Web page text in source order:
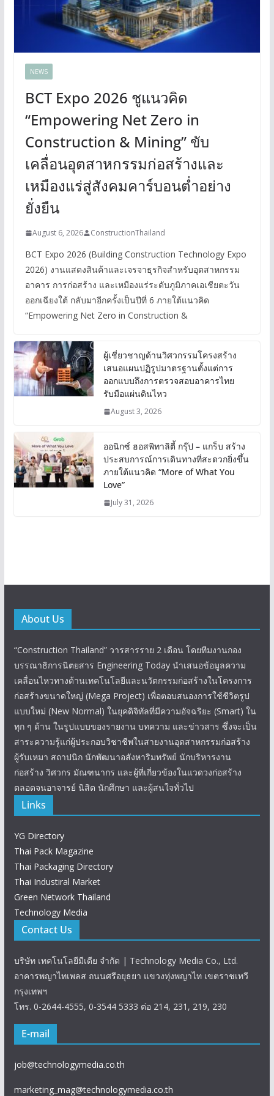
NEWS
BCT Expo 2026 ชูแนวคิด
“Empowering Net Zero in
Construction & Mining” ขับ
เคลื่อนอุตสาหกรรมก่อสร้างและ
เหมืองแร่สู่สังคมคาร์บอนต่ำอย่าง
ยั่งยืน
August 6, 2026 ConstructionThailand
BCT Expo 2026 (Building Construction Technology Expo
2026) งานแสดงสินค้าและเจรจาธุรกิจสำหรับอุตสาหกรรม
อาคาร การก่อสร้าง และเหมืองแร่ระดับภูมิภาคเอเชียตะวัน
ออกเฉียงใต้ กลับมาอีกครั้งเป็นปีที่ 6 ภายใต้แนวคิด
“Empowering Net Zero in Construction &
ผู้เชี่ยวชาญด้านวิศวกรรมโครงสร้าง
เสนอแผนปฏิรูปมาตรฐานตั้งแต่การ
ออกแบบถึงการตรวจสอบอาคารไทย
รับมือแผ่นดินไหว
August 3, 2026
ออนิกซ์ ฮอสพิทาลิตี้ กรุ๊ป – แกร็บ สร้าง
ประสบการณ์การเดินทางที่สะดวกยิ่งขึ้น
ภายใต้แนวคิด “More of What You
Love”
July 31, 2026
About Us
“Construction Thailand” วารสารราย 2 เดือน โดยทีมงานกอง
บรรณาธิการนิตยสาร Engineering Today นำเสนอข้อมูลความ
เคลื่อนไหวทางด้านเทคโนโลยีและนวัตกรรมก่อสร้างในโครงการ
ก่อสร้างขนาดใหญ่ (Mega Project) เพื่อตอบสนองการใช้ชีวิตรูป
แบบใหม่ (New Normal) ในยุคดิจิทัลที่มีความอัจฉริยะ (Smart) ใน
ทุก ๆ ด้าน ในรูปแบบของรายงาน บทความ และข่าวสาร ซึ่งจะเป็น
สาระความรู้แก่ผู้ประกอบวิชาชีพในสายงานอุตสาหกรรมก่อสร้าง
ผู้รับเหมา สถาปนิก นักพัฒนาอสังหาริมทรัพย์ นักบริหารงาน
ก่อสร้าง วิศวกร มัณฑนากร และผู้ที่เกี่ยวข้องในแวดวงก่อสร้าง
ตลอดจนอาจารย์ นิสิต นักศึกษา และผู้สนใจทั่วไป
Links
YG Directory
Thai Pack Magazine
Thai Packaging Directory
Thai Industiral Market
Green Network Thailand
Technology Media
Contact Us
บริษัท เทคโนโลยีมีเดีย จำกัด | Technology Media Co., Ltd.
อาคารพญาไทเพลส ถนนศรีอยุธยา แขวงทุ่งพญาไท เขตราชเทวี
กรุงเทพฯ
โทร. 0-2644-4555, 0-3544 5333 ต่อ 214, 231, 219, 230
E-mail
job@technologymedia.co.th
marketing_mag@technologymedia.co.th